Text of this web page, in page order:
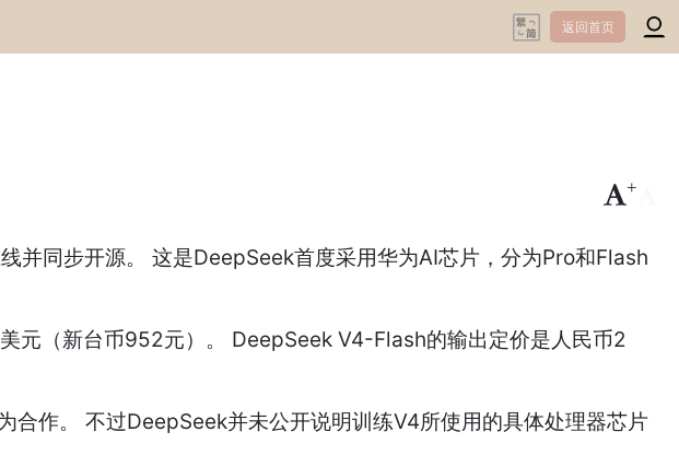
返回首页
+
并同步开源。 这是DeepSeek首度采用华为AI芯片，分为Pro和Flash
元（新台币952元）。 DeepSeek V4-Flash的输出定价是人民币2
作。 不过DeepSeek并未公开说明训练V4所使用的具体处理器芯片